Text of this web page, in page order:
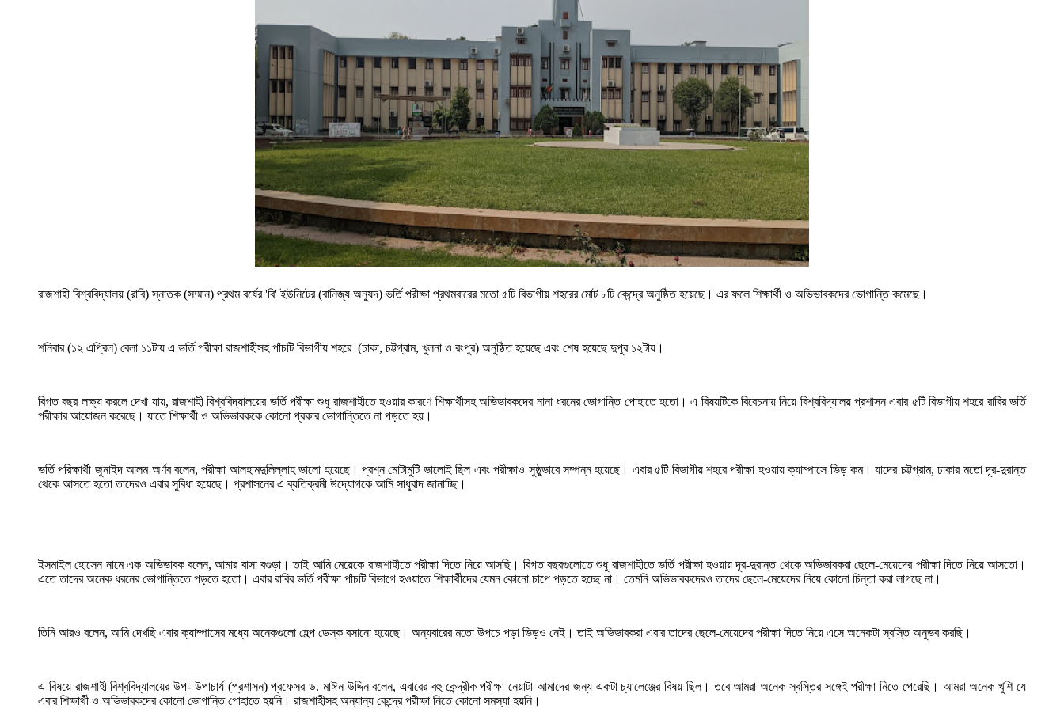
রাজশাহী বিশ্ববিদ্যালয় (রাবি) স্নাতক (সম্মান) প্রথম বর্ষের 'বি' ইউনিটের (বানিজ্য অনুষদ) ভর্তি পরীক্ষা প্রথমবারের মতো ৫টি বিভাগীয় শহরের মোট ৮টি কেন্দ্রে অনুষ্ঠিত হয়েছে। এর ফলে শিক্ষার্থী ও অভিভাবকদের ভোগান্তি কমেছে।
শনিবার (১২ এপ্রিল) বেলা ১১টায় এ ভর্তি পরীক্ষা রাজশাহীসহ পাঁচটি বিভাগীয় শহরে (ঢাকা, চট্টগ্রাম, খুলনা ও রংপুর) অনুষ্ঠিত হয়েছে এবং শেষ হয়েছে দুপুর ১২টায়।
বিগত বছর লক্ষ্য করলে দেখা যায়, রাজশাহী বিশ্ববিদ্যালয়ের ভর্তি পরীক্ষা শুধু রাজশাহীতে হওয়ার কারণে শিক্ষার্থীসহ অভিভাবকদের নানা ধরনের ভোগান্তি পোহাতে হতো। এ বিষয়টিকে বিবেচনায় নিয়ে বিশ্ববিদ্যালয় প্রশাসন এবার ৫টি বিভাগীয় শহরে রাবির ভর্তি
পরীক্ষার আয়োজন করেছে। যাতে শিক্ষার্থী ও অভিভাবককে কোনো প্রকার ভোগান্তিতে না পড়তে হয়।
ভর্তি পরিক্ষার্থী জুনাইদ আলম অর্ণব বলেন, পরীক্ষা আলহামদুলিল্লাহ ভালো হয়েছে। প্রশ্ন মোটামুটি ভালোই ছিল এবং পরীক্ষাও সুষ্ঠুভাবে সম্পন্ন হয়েছে। এবার ৫টি বিভাগীয় শহরে পরীক্ষা হওয়ায় ক্যাম্পাসে ভিড় কম। যাদের চট্টগ্রাম, ঢাকার মতো দূর-দুরান্ত
থেকে আসতে হতো তাদেরও এবার সুবিধা হয়েছে। প্রশাসনের এ ব্যতিক্রমী উদ্যোগকে আমি সাধুবাদ জানাচ্ছি।
ইসমাইল হোসেন নামে এক অভিভাবক বলেন, আমার বাসা বগুড়া। তাই আমি মেয়েকে রাজশাহীতে পরীক্ষা দিতে নিয়ে আসছি। বিগত বছরগুলোতে শুধু রাজশাহীতে ভর্তি পরীক্ষা হওয়ায় দূর-দুরান্ত থেকে অভিভাবকরা ছেলে-মেয়েদের পরীক্ষা দিতে নিয়ে আসতো।
এতে তাদের অনেক ধরনের ভোগান্তিতে পড়তে হতো। এবার রাবির ভর্তি পরীক্ষা পাঁচটি বিভাগে হওয়াতে শিক্ষার্থীদের যেমন কোনো চাপে পড়তে হচ্ছে না। তেমনি অভিভাবকদেরও তাদের ছেলে-মেয়েদের নিয়ে কোনো চিন্তা করা লাগছে না।
তিনি আরও বলেন, আমি দেখছি এবার ক্যাম্পাসের মধ্যে অনেকগুলো হেল্প ডেস্ক বসানো হয়েছে। অন্যবারের মতো উপচে পড়া ভিড়ও নেই। তাই অভিভাবকরা এবার তাদের ছেলে-মেয়েদের পরীক্ষা দিতে নিয়ে এসে অনেকটা স্বস্তি অনুভব করছি।
এ বিষয়ে রাজশাহী বিশ্ববিদ্যালয়ের উপ- উপাচার্য (প্রশাসন) প্রফেসর ড. মাঈন উদ্দিন বলেন, এবারের বহু কেন্দ্রীক পরীক্ষা নেয়াটা আমাদের জন্য একটা চ্যালেঞ্জের বিষয় ছিল। তবে আমরা অনেক স্বস্তির সঙ্গেই পরীক্ষা নিতে পেরেছি। আমরা অনেক খুশি যে
এবার শিক্ষার্থী ও অভিভাবকদের কোনো ভোগান্তি পোহাতে হয়নি। রাজশাহীসহ অন্যান্য কেন্দ্রে পরীক্ষা নিতে কোনো সমস্যা হয়নি।